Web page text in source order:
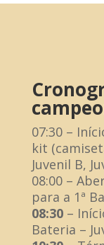
07:30 –
kit
Juvenil B,
08:00 –
para a 1ª
08:30–
Bateria –